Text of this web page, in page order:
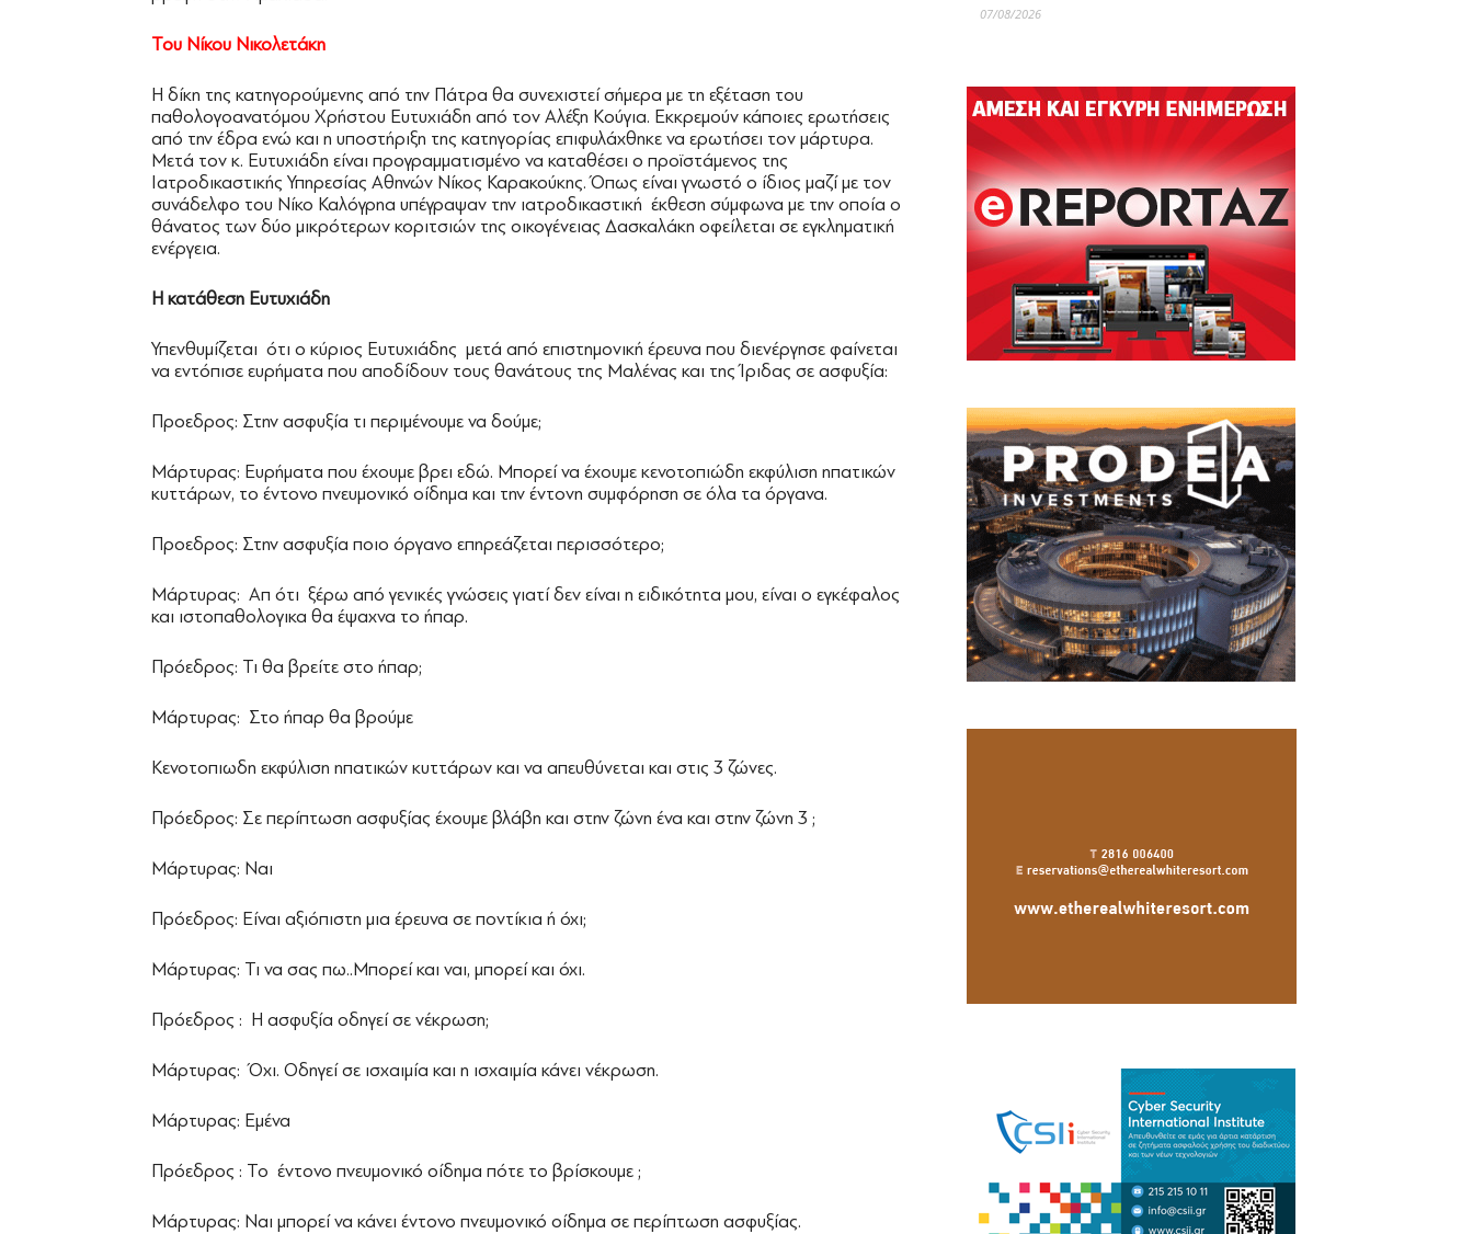
Του Νίκου Νικολετάκη
Η δίκη της κατηγορούμενης από την Πάτρα θα συνεχιστεί σήμερα με τη εξέταση του
παθολογοανατόμου Χρήστου Ευτυχιάδη από τον Αλέξη Κούγια. Εκκρεμούν κάποιες ερωτήσεις
από την έδρα ενώ και η υποστήριξη της κατηγορίας επιφυλάχθηκε να ερωτήσει τον μάρτυρα.
Μετά τον κ. Ευτυχιάδη είναι προγραμματισμένο να καταθέσει ο προϊστάμενος της
Ιατροδικαστικής Υπηρεσίας Αθηνών Νίκος Καρακούκης. Όπως είναι γνωστό ο ίδιος μαζί με τον
συνάδελφο του Νίκο Καλόγρηα υπέγραψαν την ιατροδικαστική έκθεση σύμφωνα με την οποία ο
θάνατος των δύο μικρότερων κοριτσιών της οικογένειας Δασκαλάκη οφείλεται σε εγκληματική
ενέργεια.
Η κατάθεση Ευτυχιάδη
Υπενθυμίζεται ότι ο κύριος Ευτυχιάδης μετά από επιστημονική έρευνα που διενέργησε φαίνεται
να εντόπισε ευρήματα που αποδίδουν τους θανάτους της Μαλένας και της Ίριδας σε ασφυξία:
Προεδρος: Στην ασφυξία τι περιμένουμε να δούμε;
Μάρτυρας: Ευρήματα που έχουμε βρει εδώ. Μπορεί να έχουμε κενοτοπιώδη εκφύλιση ηπατικών
κυττάρων, το έντονο πνευμονικό οίδημα και την έντονη συμφόρηση σε όλα τα όργανα.
Προεδρος: Στην ασφυξία ποιο όργανο επηρεάζεται περισσότερο;
Μάρτυρας: Απ ότι ξέρω από γενικές γνώσεις γιατί δεν είναι η ειδικότητα μου, είναι ο εγκέφαλος
και ιστοπαθολογικα θα έψαχνα το ήπαρ.
Πρόεδρος: Τι θα βρείτε στο ήπαρ;
Μάρτυρας: Στο ήπαρ θα βρούμε
Κενοτοπιωδη εκφύλιση ηπατικών κυττάρων και να απευθύνεται και στις 3 ζώνες.
Πρόεδρος: Σε περίπτωση ασφυξίας έχουμε βλάβη και στην ζώνη ένα και στην ζώνη 3 ;
Μάρτυρας: Ναι
Πρόεδρος: Είναι αξιόπιστη μια έρευνα σε ποντίκια ή όχι;
Μάρτυρας: Τι να σας πω..Μπορεί και ναι, μπορεί και όχι.
Πρόεδρος : Η ασφυξία οδηγεί σε νέκρωση;
Μάρτυρας: Όχι. Οδηγεί σε ισχαιμία και η ισχαιμία κάνει νέκρωση.
Μάρτυρας: Εμένα
Πρόεδρος : Το έντονο πνευμονικό οίδημα πότε το βρίσκουμε ;
Μάρτυρας: Ναι μπορεί να κάνει έντονο πνευμονικό οίδημα σε περίπτωση ασφυξίας.
07/08/2026